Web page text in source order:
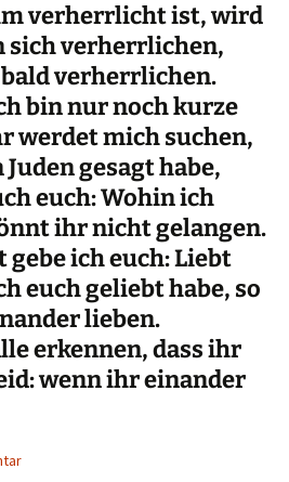
verherrlicht ist, wird
sich verherrlichen,
verherrlichen.
bin nur noch kurze
werdet mich suchen,
gesagt habe,
euch: Wohin ich
ihr nicht gelangen.
gebe ich euch: Liebt
euch geliebt habe, so
lieben.
erkennen, dass ihr
wenn ihr einander